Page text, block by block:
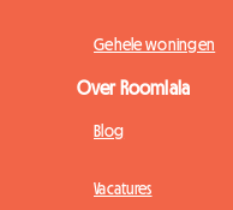
Gehele woningen
Over Roomlala
Blog
Vacatures